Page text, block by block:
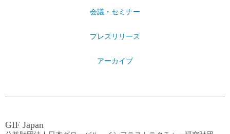
会議・セミナー
プレスリリース
アーカイブ
GIF Japan